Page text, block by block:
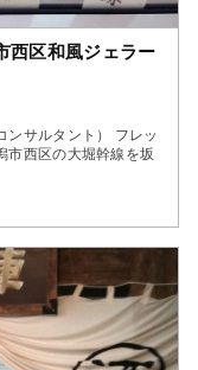
西区和風ジェラー
サルタント） フレッ
市西区の大堀幹線を坂